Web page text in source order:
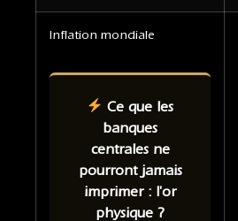
Inflation mondiale
Ce que les
banques
centrales ne
pourront jamais
imprimer : l'or
physique ?